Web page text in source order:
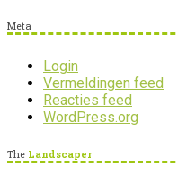
Meta
Login
Vermeldingen feed
Reacties feed
WordPress.org
The Landscaper